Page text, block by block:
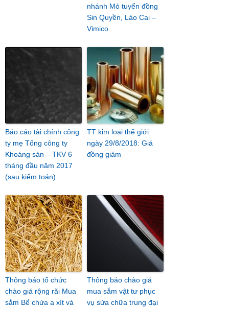
nhánh Mỏ tuyển đồng
Sin Quyền, Lào Cai –
Vimico
Báo cáo tài chính công
ty mẹ Tổng công ty
Khoáng sản – TKV 6
tháng đầu năm 2017
(sau kiểm toán)
TT kim loại thế giới
ngày 29/8/2018: Giá
đồng giảm
Thông báo tổ chức
chào giá rộng rãi Mua
sắm Bể chứa a xít và
Thông báo chào giá
mua sắm vật tư phục
vụ sửa chữa trung đại